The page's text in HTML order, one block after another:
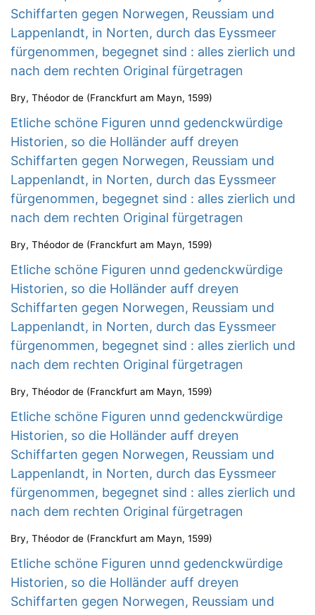
Schiffarten gegen Norwegen, Reussiam und
Lappenlandt, in Norten, durch das Eyssmeer
fürgenommen, begegnet sind : alles zierlich und
nach dem rechten Original fürgetragen
Bry, Théodor de (Franckfurt am Mayn, 1599)
Etliche schöne Figuren unnd gedenckwürdige
Historien, so die Holländer auff dreyen
Schiffarten gegen Norwegen, Reussiam und
Lappenlandt, in Norten, durch das Eyssmeer
fürgenommen, begegnet sind : alles zierlich und
nach dem rechten Original fürgetragen
Bry, Théodor de (Franckfurt am Mayn, 1599)
Etliche schöne Figuren unnd gedenckwürdige
Historien, so die Holländer auff dreyen
Schiffarten gegen Norwegen, Reussiam und
Lappenlandt, in Norten, durch das Eyssmeer
fürgenommen, begegnet sind : alles zierlich und
nach dem rechten Original fürgetragen
Bry, Théodor de (Franckfurt am Mayn, 1599)
Etliche schöne Figuren unnd gedenckwürdige
Historien, so die Holländer auff dreyen
Schiffarten gegen Norwegen, Reussiam und
Lappenlandt, in Norten, durch das Eyssmeer
fürgenommen, begegnet sind : alles zierlich und
nach dem rechten Original fürgetragen
Bry, Théodor de (Franckfurt am Mayn, 1599)
Etliche schöne Figuren unnd gedenckwürdige
Historien, so die Holländer auff dreyen
Schiffarten gegen Norwegen, Reussiam und